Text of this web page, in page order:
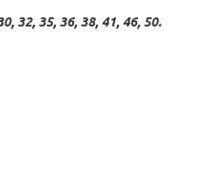
32, 35, 36, 38, 41, 46, 50.